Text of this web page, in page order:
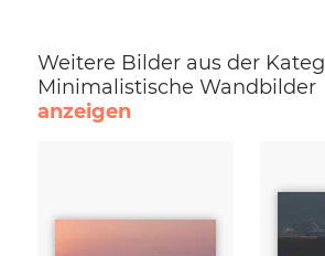
Weitere Bilder aus der
Minimalistische Wandbilder
anzeigen